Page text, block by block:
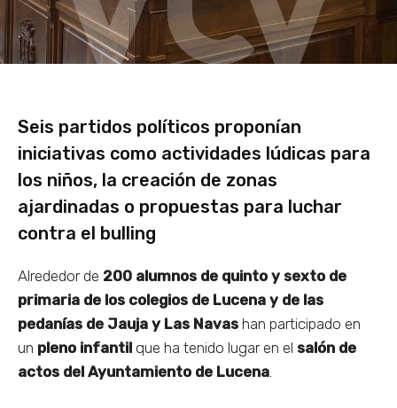
Seis partidos políticos proponían
iniciativas como actividades lúdicas para
los niños, la creación de zonas
ajardinadas o propuestas para luchar
contra el bulling
Alrededor de 200 alumnos de quinto y sexto de
primaria de los colegios de Lucena y de las
pedanías de Jauja y Las Navas han participado en
un pleno infantil que ha tenido lugar en el salón de
actos del Ayuntamiento de Lucena